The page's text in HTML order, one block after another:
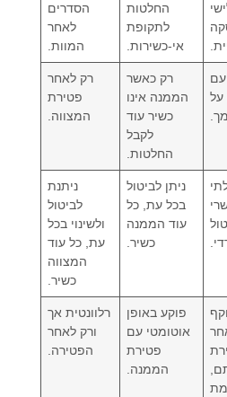
החלטות
לתקופת
אי-כשירות.
הסדרים
לאחר
המוות.
עם
על
רק כאשר
הממנה אינו
כשיר עוד
לקבל
החלטות.
רק לאחר
פטירת
המצווה.
ניתן לביטול
בכל עת, כל
עוד הממנה
כשיר.
ניתנת
לביטול
ולשינוי בכל
עת, כל עוד
המצווה
כשיר.
פוקע באופן
אוטומטי עם
פטירת
הממנה.
רלוונטית אך
ורק לאחר
הפטירה.